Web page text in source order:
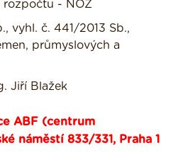
rozpočtu - NOZ
vyhl. č. 441/2013 Sb.,
průmyslových a
Jiří Blažek
ABF (centrum
náměstí 833/331, Praha 1